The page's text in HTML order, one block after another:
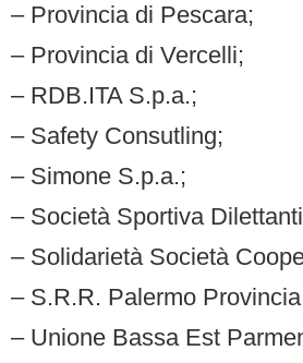
– Provincia di Pescara;
– Provincia di Vercelli;
– RDB.ITA S.p.a.;
– Safety Consutling;
– Simone S.p.a.;
– Società Sportiva
– Solidarietà Società
– S.R.R. Palermo
– Unione Bassa Est